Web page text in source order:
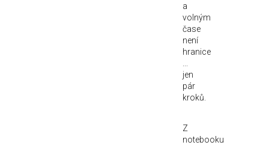
a
volným
čase
není
hranice
jen
pár
kroků.
Z
notebooku